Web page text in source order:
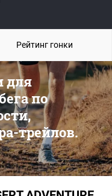
для
по
трейлов.
Рейтинг гонки